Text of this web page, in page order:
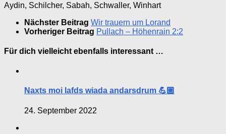
Aydin, Schilcher, Sabah, Schwaller, Winhart
Nächster Beitrag Wir trauern um Lorand
Vorheriger Beitrag Pullach – Höhenrain 2:2
Für dich vielleicht ebenfalls interessant …
Naxts moi lafds wiada andarsdrum 💪🏼
24. September 2022